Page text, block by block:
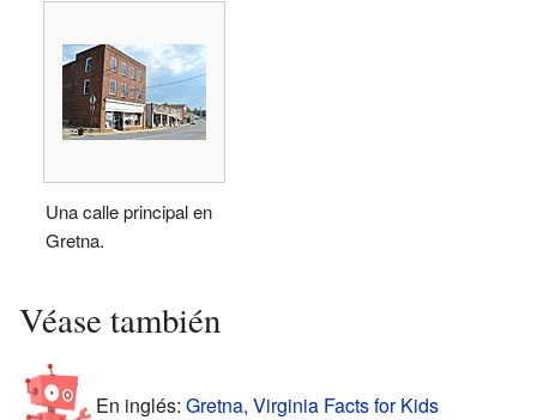
Una calle principal en
Gretna.
Véase también
En inglés: Gretna, Virginia Facts for Kids